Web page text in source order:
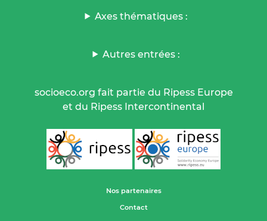
Axes thématiques :
Autres entrées :
socioeco.org fait partie du Ripess Europe
et du Ripess Intercontinental
Nos partenaires
Contact